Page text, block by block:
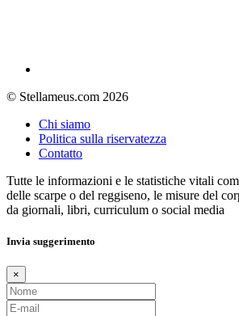
© Stellameus.com 2026
Chi siamo
Politica sulla riservatezza
Contatto
Tutte le informazioni e le statistiche vitali
delle scarpe o del reggiseno, le misure del
da giornali, libri, curriculum o social media
Invia suggerimento
×